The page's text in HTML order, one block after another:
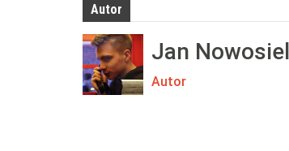
Autor
Jan
Autor